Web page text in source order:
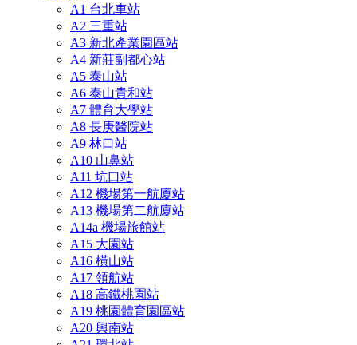
A1 台北車站
A2 三重站
A3 新北產業園區站
A4 新莊副都心站
A5 泰山站
A6 泰山貴和站
A7 體育大學站
A8 長庚醫院站
A9 林口站
A10 山鼻站
A11 坑口站
A12 機場第一航廈站
A13 機場第二航廈站
A14a 機場旅館站
A15 大園站
A16 橫山站
A17 領航站
A18 高鐵桃園站
A19 桃園體育園區站
A20 興南站